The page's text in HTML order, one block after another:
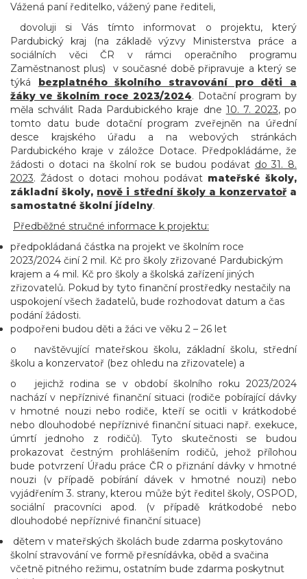
Vážená paní ředitelko, vážený pane řediteli,
dovoluji si Vás tímto informovat o projektu, který
Pardubický kraj (na základě výzvy Ministerstva práce a
sociálních věci ČR v rámci operačního programu
Zaměstnanost plus) v současné době připravuje a který se
týká bezplatného školního stravování pro děti a
žáky ve školním roce 2023/2024. Dotační program by
měla schválit Rada Pardubického kraje dne 10. 7. 2023, po
tomto datu bude dotační program zveřejněn na úřední
desce krajského úřadu a na webových stránkách
Pardubického kraje v záložce Dotace. Předpokládáme, že
žádosti o dotaci na školní rok se budou podávat do 31. 8.
2023. Žádost o dotaci mohou podávat mateřské školy,
základní školy, nově i střední školy a konzervatořa
samostatné školní jídelny.
Předběžné stručné informace k projektu:
předpokládaná částka na projekt ve školním roce
2023/2024 činí 2 mil. Kč pro školy zřizované Pardubickým
krajem a 4 mil. Kč pro školy a školská zařízení jiných
zřizovatelů. Pokud by tyto finanční prostředky nestačily na
uspokojení všech žadatelů, bude rozhodovat datum a čas
podání žádosti.
podpořeni budou děti a žáci ve věku 2 – 26 let
o navštěvující mateřskou školu, základní školu, střední
školu a konzervatoř (bez ohledu na zřizovatele) a
o jejichž rodina se v období školního roku 2023/2024
nachází v nepříznivé finanční situaci (rodiče pobírající dávky
v hmotné nouzi nebo rodiče, kteří se ocitli v krátkodobé
nebo dlouhodobé nepříznivé finanční situaci např. exekuce,
úmrtí jednoho z rodičů). Tyto skutečnosti se budou
prokazovat čestným prohlášením rodičů, jehož přílohou
bude potvrzení Úřadu práce ČR o přiznání dávky v hmotné
nouzi (v případě pobírání dávek v hmotné nouzi) nebo
vyjádřením 3. strany, kterou může být ředitel školy, OSPOD,
sociální pracovníci apod. (v případě krátkodobé nebo
dlouhodobé nepříznivé finanční situace)
dětem v mateřských školách bude zdarma poskytováno
školní stravování ve formě přesnídávka, oběd a svačina
včetně pitného režimu, ostatním bude zdarma poskytnut